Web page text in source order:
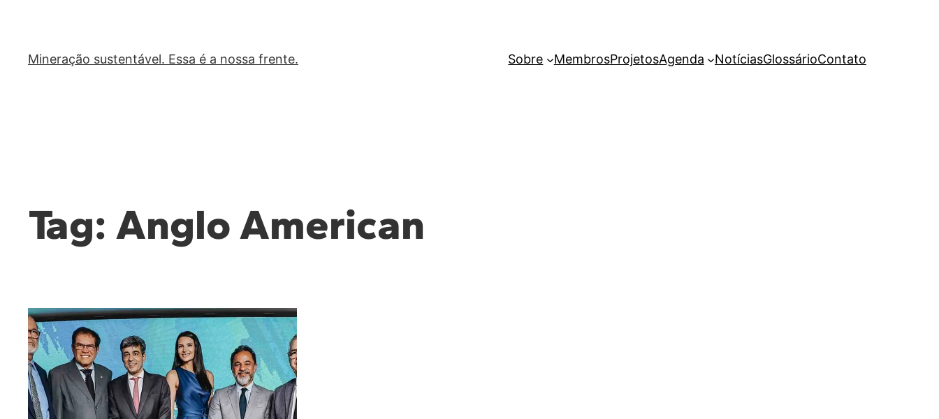
Mineração sustentável. Essa é a nossa frente. Sobre MembrosProjetosAgenda NotíciasGlossárioContato
Tag: Anglo American